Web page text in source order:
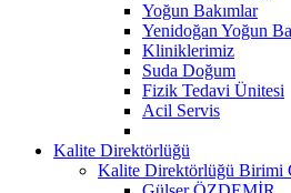
Yoğun Bakımlar
Yenidoğan Yoğun
Kliniklerimiz
Suda Doğum
Fizik Tedavi Ünitesi
Acil Servis
Kalite Direktörlüğü
Kalite Direktörlüğü Birimi